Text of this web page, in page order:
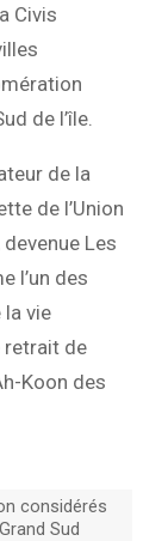
Civis
de l’île.
de la
de l’Union
Les
l’un des
vie
retrait de
Koon des
considérés
Sud